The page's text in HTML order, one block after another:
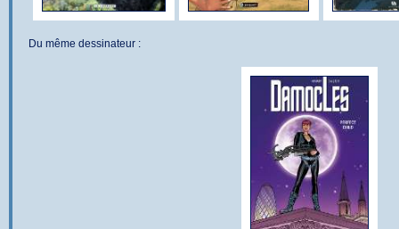
Du même dessinateur :